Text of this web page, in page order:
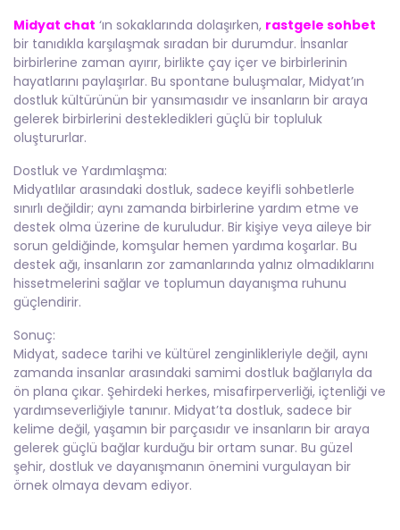
Midyat chat ‘ın sokaklarında dolaşırken, rastgele sohbet
bir tanıdıkla karşılaşmak sıradan bir durumdur. İnsanlar
birbirlerine zaman ayırır, birlikte çay içer ve birbirlerinin
hayatlarını paylaşırlar. Bu spontane buluşmalar, Midyat’ın
dostluk kültürünün bir yansımasıdır ve insanların bir araya
gelerek birbirlerini destekledikleri güçlü bir topluluk
oluştururlar.
Dostluk ve Yardımlaşma:
Midyatlılar arasındaki dostluk, sadece keyifli sohbetlerle
sınırlı değildir; aynı zamanda birbirlerine yardım etme ve
destek olma üzerine de kuruludur. Bir kişiye veya aileye bir
sorun geldiğinde, komşular hemen yardıma koşarlar. Bu
destek ağı, insanların zor zamanlarında yalnız olmadıklarını
hissetmelerini sağlar ve toplumun dayanışma ruhunu
güçlendirir.
Sonuç:
Midyat, sadece tarihi ve kültürel zenginlikleriyle değil, aynı
zamanda insanlar arasındaki samimi dostluk bağlarıyla da
ön plana çıkar. Şehirdeki herkes, misafirperverliği, içtenliği ve
yardımseverliğiyle tanınır. Midyat’ta dostluk, sadece bir
kelime değil, yaşamın bir parçasıdır ve insanların bir araya
gelerek güçlü bağlar kurduğu bir ortam sunar. Bu güzel
şehir, dostluk ve dayanışmanın önemini vurgulayan bir
örnek olmaya devam ediyor.